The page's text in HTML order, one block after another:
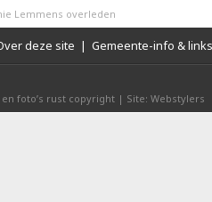
Lemmens overleden
deze site | Gemeente-info & links
foto’s rust copyright | Site: Webstylers